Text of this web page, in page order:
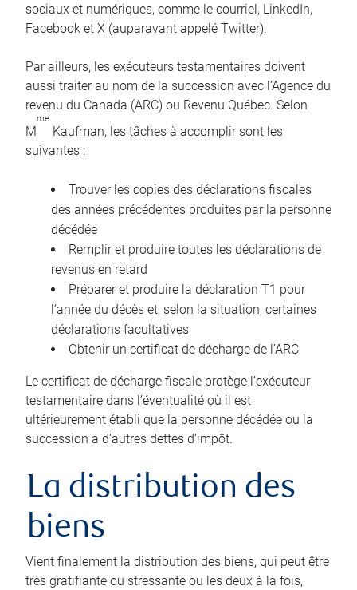
sociaux et numériques, comme le courriel, LinkedIn,
Facebook et X (auparavant appelé Twitter).
Par ailleurs, les exécuteurs testamentaires doivent
aussi traiter au nom de la succession avec l’Agence du
revenu du Canada (ARC) ou Revenu Québec. Selon
M
me
Kaufman, les tâches à accomplir sont les
suivantes :
Trouver les copies des déclarations fiscales
des années précédentes produites par la personne
décédée
Remplir et produire toutes les déclarations de
revenus en retard
Préparer et produire la déclaration T1 pour
l’année du décès et, selon la situation, certaines
déclarations facultatives
Obtenir un certificat de décharge de l’ARC
Le certificat de décharge fiscale protège l’exécuteur
testamentaire dans l’éventualité où il est
ultérieurement établi que la personne décédée ou la
succession a d’autres dettes d’impôt.
La distribution des
biens
Vient finalement la distribution des biens, qui peut être
très gratifiante ou stressante ou les deux à la fois,